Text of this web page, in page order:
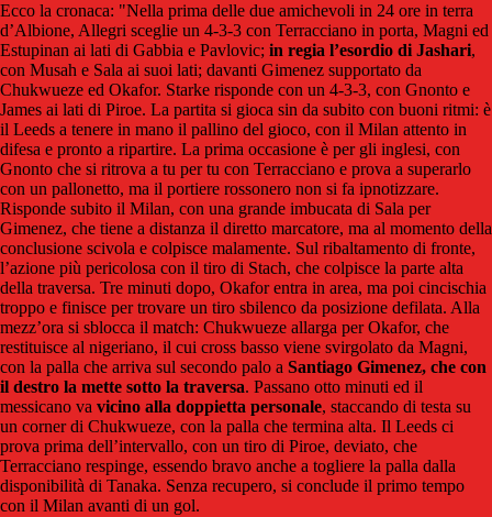
Ecco la cronaca: "Nella prima delle due amichevoli in 24 ore in terra
d’Albione, Allegri sceglie un 4-3-3 con Terracciano in porta, Magni ed
Estupinan ai lati di Gabbia e Pavlovic; in regia l’esordio di Jashari,
con Musah e Sala ai suoi lati; davanti Gimenez supportato da
Chukwueze ed Okafor. Starke risponde con un 4-3-3, con Gnonto e
James ai lati di Piroe. La partita si gioca sin da subito con buoni ritmi: è
il Leeds a tenere in mano il pallino del gioco, con il Milan attento in
difesa e pronto a ripartire. La prima occasione è per gli inglesi, con
Gnonto che si ritrova a tu per tu con Terracciano e prova a superarlo
con un pallonetto, ma il portiere rossonero non si fa ipnotizzare.
Risponde subito il Milan, con una grande imbucata di Sala per
Gimenez, che tiene a distanza il diretto marcatore, ma al momento della
conclusione scivola e colpisce malamente. Sul ribaltamento di fronte,
l’azione più pericolosa con il tiro di Stach, che colpisce la parte alta
della traversa. Tre minuti dopo, Okafor entra in area, ma poi cincischia
troppo e finisce per trovare un tiro sbilenco da posizione defilata. Alla
mezz’ora si sblocca il match: Chukwueze allarga per Okafor, che
restituisce al nigeriano, il cui cross basso viene svirgolato da Magni,
con la palla che arriva sul secondo palo a Santiago Gimenez, che con
il destro la mette sotto la traversa. Passano otto minuti ed il
messicano va vicino alla doppietta personale, staccando di testa su
un corner di Chukwueze, con la palla che termina alta. Il Leeds ci
prova prima dell’intervallo, con un tiro di Piroe, deviato, che
Terracciano respinge, essendo bravo anche a togliere la palla dalla
disponibilità di Tanaka. Senza recupero, si conclude il primo tempo
con il Milan avanti di un gol.